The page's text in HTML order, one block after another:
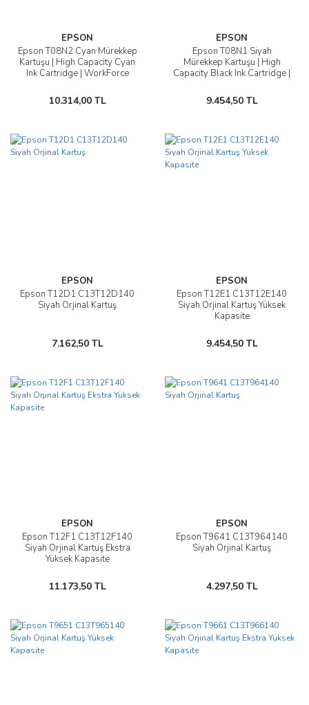
EPSON
Epson T08N2 Cyan Mürekkep
Kartuşu | High Capacity Cyan
Ink Cartridge | WorkForce
| Orijinal Pigment Mürekkep
10.314,00 TL
EPSON
Epson T08N1 Siyah
Mürekkep Kartuşu | High
Capacity Black Ink Cartridge |
C400 Uyumlu | Orijinal
Pigment Mürekkep
9.454,50 TL
EPSON
Epson T12D1 C13T12D140
Siyah Orjinal Kartuş
7.162,50 TL
EPSON
Epson T12E1 C13T12E140
Siyah Orjinal Kartuş Yüksek
Kapasite
9.454,50 TL
EPSON
Epson T12F1 C13T12F140
Siyah Orjinal Kartuş Ekstra
Yüksek Kapasite
11.173,50 TL
EPSON
Epson T9641 C13T964140
Siyah Orjinal Kartuş
4.297,50 TL